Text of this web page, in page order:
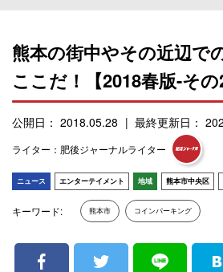
熊本の街中やその近辺で
ここだ！【2018春版-その
公開日： 2018.05.28 最終更新日：
ライター：肥後ジャーナルライター
ニュース エンターテイメント 地域 熊本市中央区
キーワード: 熊本市 コインパーキング